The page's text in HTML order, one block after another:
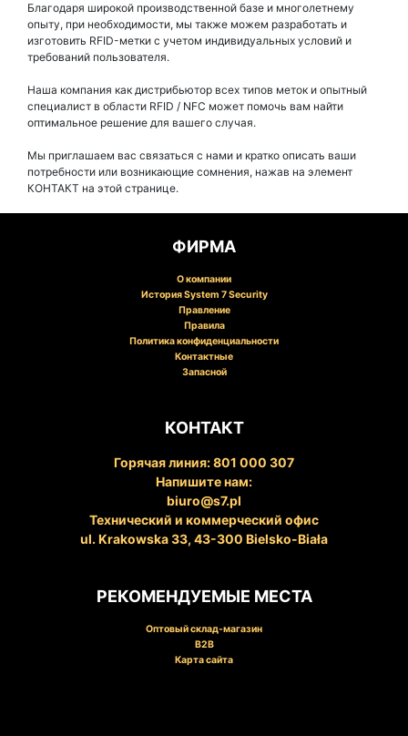
Благодаря широкой производственной базе и многолетнему
опыту, при необходимости, мы также можем разработать и
изготовить RFID-метки с учетом индивидуальных условий и
требований пользователя.
Наша компания как дистрибьютор всех типов меток и опытный
специалист в области RFID / NFC может помочь вам найти
оптимальное решение для вашего случая.
Мы приглашаем вас связаться с нами и кратко описать ваши
потребности или возникающие сомнения, нажав на элемент
КОНТАКТ на этой странице.
ФИРМА
О компании
История System 7 Security
Правление
Правила
Политика конфиденциальности
Контактные
Запасной
КОНТАКТ
Горячая линия: 801 000 307
Напишите нам:
biuro@s7.pl
Технический и коммерческий офис
ul. Krakowska 33, 43-300 Bielsko-Biała
РЕКОМЕНДУЕМЫЕ МЕСТА
Oптовый склад-магазин
B2B
Карта сайта